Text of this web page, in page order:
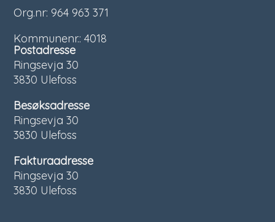
Org.nr: 964 963 371
Kommunenr.: 4018
Postadresse
Ringsevja 30
3830 Ulefoss
Besøksadresse
Ringsevja 30
3830 Ulefoss
Fakturaadresse
Ringsevja 30
3830 Ulefoss